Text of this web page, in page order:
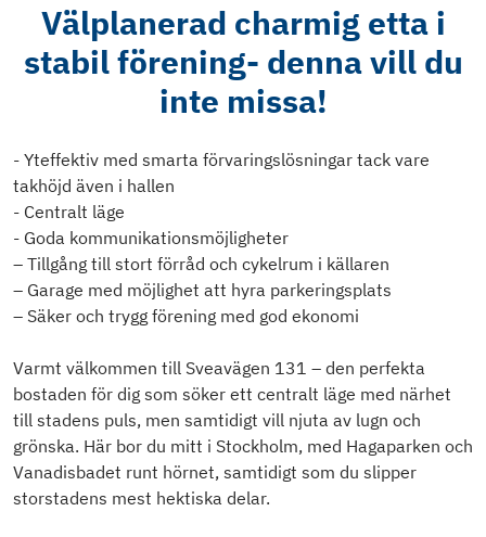
Välplanerad charmig etta i
stabil förening- denna vill du
inte missa!
- Yteffektiv med smarta förvaringslösningar tack vare
takhöjd även i hallen
- Centralt läge
- Goda kommunikationsmöjligheter
– Tillgång till stort förråd och cykelrum i källaren
– Garage med möjlighet att hyra parkeringsplats
– Säker och trygg förening med god ekonomi
Varmt välkommen till Sveavägen 131 – den perfekta
bostaden för dig som söker ett centralt läge med närhet
till stadens puls, men samtidigt vill njuta av lugn och
grönska. Här bor du mitt i Stockholm, med Hagaparken och
Vanadisbadet runt hörnet, samtidigt som du slipper
storstadens mest hektiska delar.